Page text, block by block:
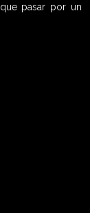
pasar por un